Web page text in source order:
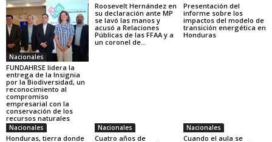
Nacionales
FUNDAHRSE lidera la
entrega de la Insignia
por la Biodiversidad, un
reconocimiento al
compromiso
empresarial con la
conservación de los
recursos naturales
Roosevelt Hernández en
su declaración ante MP
se lavó las manos y
acusó a Relaciones
Públicas de las FFAA y a
un coronel de...
Presentación del
informe sobre los
impactos del modelo de
transición energética en
Honduras
Nacionales
Honduras, tierra donde
Nacionales
Cuatro años de
Nacionales
Cuando el aula se